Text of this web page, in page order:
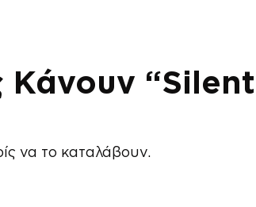
Κάνουν “Silent
να το καταλάβουν.